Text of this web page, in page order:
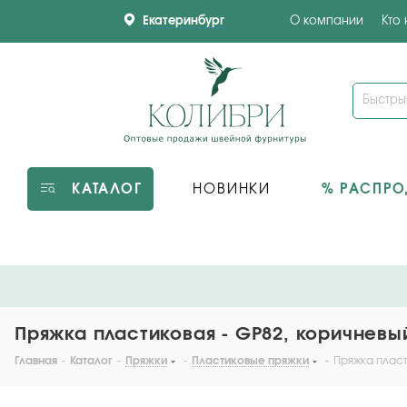
Екатеринбург О компании Кто
КАТАЛОГ НОВИНКИ %
Пряжка пластиковая - GP82,
Главная - Каталог - Пряжки - Пластиковые пряжки - Пряжка